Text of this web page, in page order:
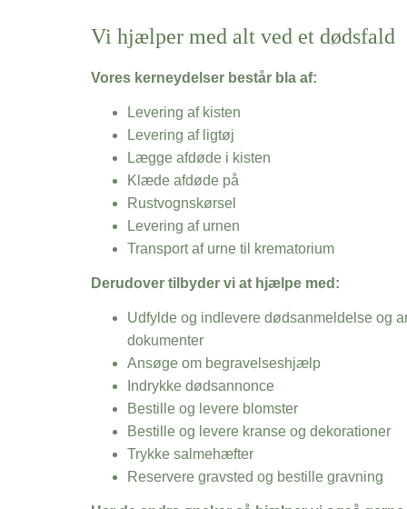
Vi hjælper med alt ved et dødsfald
Vores kerneydelser består bla af:
Levering af kisten
Levering af ligtøj
Lægge afdøde i kisten
Klæde afdøde på
Rustvognskørsel
Levering af urnen
Transport af urne til krematorium
Derudover tilbyder vi at hjælpe med:
Udfylde og indlevere dødsanmeldelse og
dokumenter
Ansøge om begravelseshjælp
Indrykke dødsannonce
Bestille og levere blomster
Bestille og levere kranse og dekorationer
Trykke salmehæfter
Reservere gravsted og bestille gravning